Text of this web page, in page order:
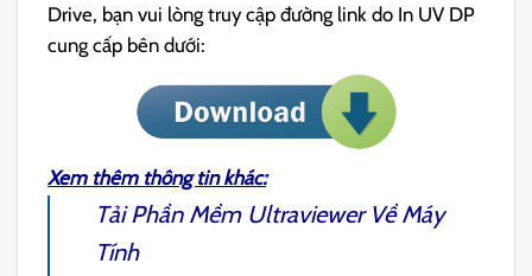
Drive, bạn vui lòng truy cập đường link do In UV DP
cung cấp bên dưới:
Xem thêm thông tin khác:
TảiPhần Mềm UltraviewerVề Máy
Tính